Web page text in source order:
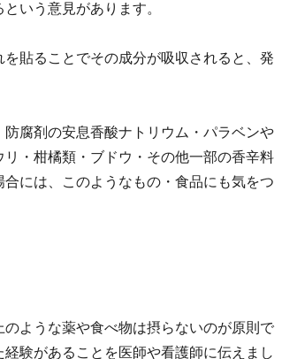
いう意見があります。
貼ることでその成分が吸収されると、発
腐剤の安息香酸ナトリウム・パラベンや
・柑橘類・ブドウ・その他一部の香辛料
には、このようなもの・食品にも気をつ
ような薬や食べ物は摂らないのが原則で
験があることを医師や看護師に伝えまし